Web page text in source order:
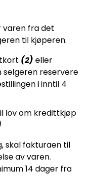
varen fra det
til kjøperen.
(2) eller
selgeren reservere
i inntil 4
lov om kredittkjøp
skal fakturaen til
av varen.
14 dager fra